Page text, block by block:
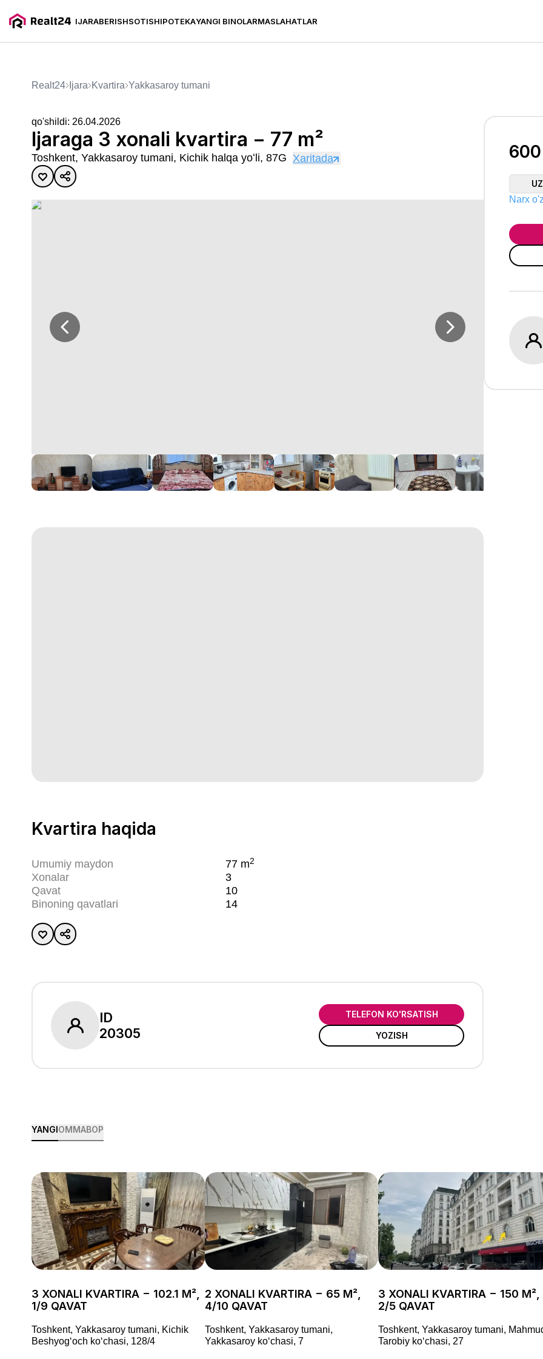
IJARABERISHSOTISHIPOTEKAYANGI BINOLARMASLAHATLAR
Ijaraga 3 xonali kvartira − 77 m²
Realt24 Ijara kvartira Yakkasaroy tumani
qo'shildi: 26.04.2026
Ijaraga 3 xonali kvartira − 77 m²
Toshkent, Yakkasaroy tumani, Kichik halqa yoʻli, 87G Xaritada
Kvartira haqida
Umumiy maydon 77 m2
Xonalar
3
Qavat
10
Binoning qavatlari
14
ID
20305
TELEFON KO'RSATISH
YOZISH
Narx
YANGIOMMABOP
3 XONALI KVARTIRA − 102.1 M²,
1/9 QAVAT
Toshkent, Yakkasaroy tumani, Kichik
Beshyogʻoch koʻchasi, 128/4
2 XONALI KVARTIRA − 65 M²,
4/10 QAVAT
Toshkent, Yakkasaroy tumani,
Yakkasaroy ko‘chasi, 7
3 XONALI KVARTIRA − 150 M²,
2/5 QAVAT
Toshkent, Yakkasaroy tumani,
Tarobiy koʻchasi, 27